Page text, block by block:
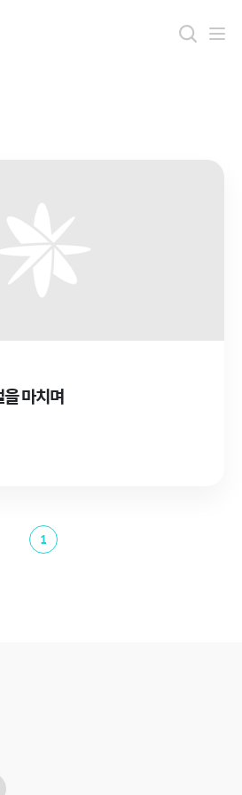
마치며
1